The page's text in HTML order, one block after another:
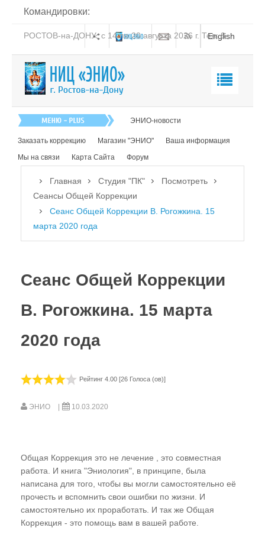
Командировки:
РОСТОВ-на-ДОНУ: с 14 по 20 августа 2026 г. Тел: 8-
English
Книга
Обучение
Видео-газета НИЦ «ЭНИО»
Фильм Рогожкина
Школа В. Рогожкина
Рогожкин: коротко о важном
Видео-Архив НИЦ "ЭНИО"
Прочитать
Статьи В.Ю. Рогожкина
Статьи НИЦ "ЭНИО"
ЭНИО-новости
Заказать коррекцию Магазин "ЭНИО"
Ваша информация
Мы на связи
Карта Сайта Форум
Главная Студия "ПК"
Посмотреть
Сеансы Общей Коррекции
Сеанс Общей Коррекции В. Рогожкина. 15
марта 2020 года
Сеанс Общей Коррекции
В. Рогожкина. 15 марта
2020 года
Рейтинг 4.00 [26 Голоса (ов)]
ЭНИО 10.03.2020
Общая Коррекция это не лечение , это совместная
работа. И книга "Эниология", в принципе, была
написана для того, чтобы вы могли самостоятельно её
прочесть и вспомнить свои ошибки по жизни. И
самостоятельно их проработать. И так же Общая
Коррекция - это помощь вам в вашей работе.